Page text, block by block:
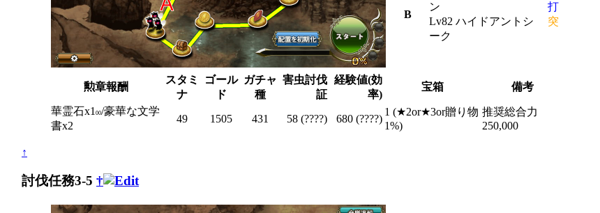
B
ン
Lv82 ハイドアントシ
ーク
打
突
勲章報酬
スタミ
ナ
ゴール
ド
ガチャ
種
害虫討伐
証
経験値(効
率)
宝箱 備考
華霊石x100/豪華な文学
書x2
49 1505 431 58 (????) 680 (????)
1 (★2or★3or贈り物
1%)
推奨総合力
250,000
↑
討伐任務3-5 †